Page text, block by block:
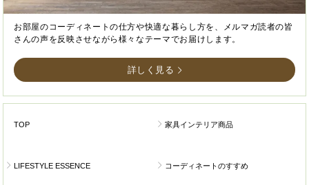
お部屋のコーディネートの仕方や快適な暮らし方を、メルマガ読者の皆
さんの声を反映させながら様々なテーマでお届けします。
詳しく見る
TOP 家具インテリア商品
LIFESTYLE ESSENCE コーディネートのすすめ